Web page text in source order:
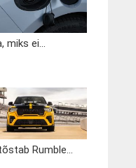
miks ei...
Rumble...